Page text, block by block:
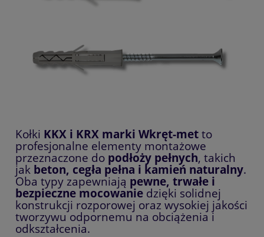
Kołki KKX i KRX marki Wkręt-met to
profesjonalne elementy montażowe
przeznaczone do podłoży pełnych, takich
jak beton, cegła pełna i kamień naturalny.
Oba typy zapewniają pewne, trwałe i
bezpieczne mocowanie dzięki solidnej
konstrukcji rozporowej oraz wysokiej jakości
tworzywu odpornemu na obciążenia i
odkształcenia.